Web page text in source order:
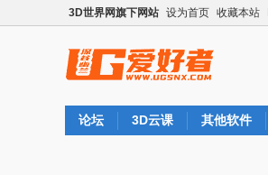
3D世界网旗下网站 设为首页 收藏本站
论坛 3D云课 其他软件